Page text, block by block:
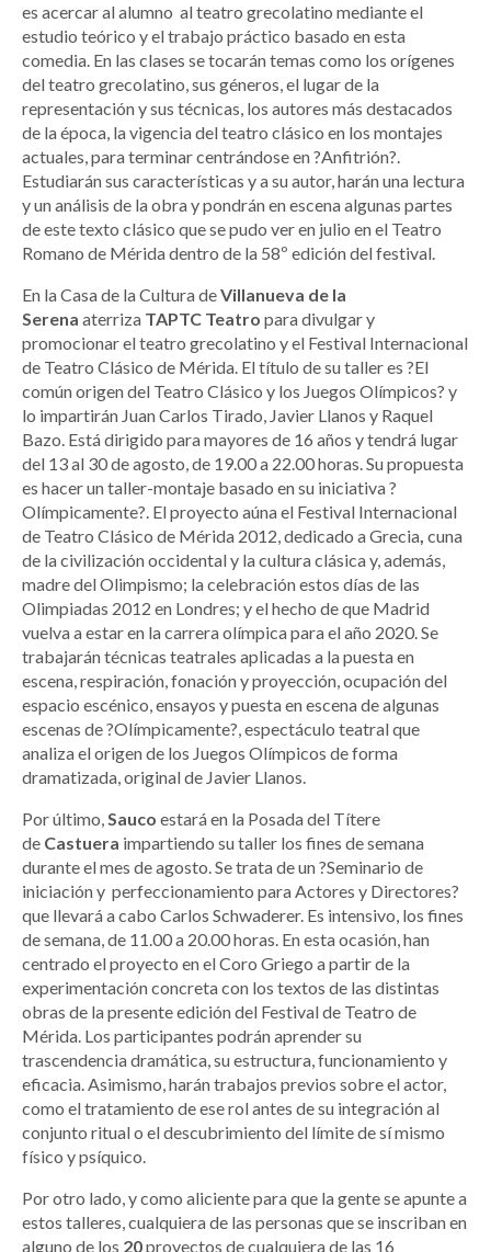
es acercar al alumno al teatro grecolatino mediante el
estudio teórico y el trabajo práctico basado en esta
comedia. En las clases se tocarán temas como los orígenes
del teatro grecolatino, sus géneros, el lugar de la
representación y sus técnicas, los autores más destacados
de la época, la vigencia del teatro clásico en los montajes
actuales, para terminar centrándose en ?Anfitrión?.
Estudiarán sus características y a su autor, harán una lectura
y un análisis de la obra y pondrán en escena algunas partes
de este texto clásico que se pudo ver en julio en el Teatro
Romano de Mérida dentro de la 58º edición del festival.
En la Casa de la Cultura deVillanueva de la
Serena aterriza TAPTC Teatro para divulgar y
promocionar el teatro grecolatino y el Festival Internacional
de Teatro Clásico de Mérida. El título de su taller es ?El
común origen del Teatro Clásico y los Juegos Olímpicos? y
lo impartirán Juan Carlos Tirado, Javier Llanos y Raquel
Bazo. Está dirigido para mayores de 16 años y tendrá lugar
del 13 al 30 de agosto, de 19.00 a 22.00 horas. Su propuesta
es hacer un taller-montaje basado en su iniciativa ?
Olímpicamente?. El proyecto aúna el Festival Internacional
de Teatro Clásico de Mérida 2012, dedicado a Grecia, cuna
de la civilización occidental y la cultura clásica y, además,
madre del Olimpismo; la celebración estos días de las
Olimpiadas 2012 en Londres; y el hecho de que Madrid
vuelva a estar en la carrera olímpica para el año 2020. Se
trabajarán técnicas teatrales aplicadas a la puesta en
escena, respiración, fonación y proyección, ocupación del
espacio escénico, ensayos y puesta en escena de algunas
escenas de ?Olímpicamente?, espectáculo teatral que
analiza el origen de los Juegos Olímpicos de forma
dramatizada, original de Javier Llanos.
Por último,Sauco estará en la Posada del Títere
de Castuera impartiendo su taller los fines de semana
durante el mes de agosto. Se trata de un ?Seminario de
iniciación y perfeccionamiento para Actores y Directores?
que llevará a cabo Carlos Schwaderer. Es intensivo, los fines
de semana, de 11.00 a 20.00 horas. En esta ocasión, han
centrado el proyecto en el Coro Griego a partir de la
experimentación concreta con los textos de las distintas
obras de la presente edición del Festival de Teatro de
Mérida. Los participantes podrán aprender su
trascendencia dramática, su estructura, funcionamiento y
eficacia. Asimismo, harán trabajos previos sobre el actor,
como el tratamiento de ese rol antes de su integración al
conjunto ritual o el descubrimiento del límite de sí mismo
físico y psíquico.
Por otro lado, y como aliciente para que la gente se apunte a
estos talleres, cualquiera de las personas que se inscriban en
alguno de los 20proyectos de cualquiera de las 16